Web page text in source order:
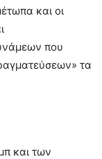
και οι
που
τα
και των